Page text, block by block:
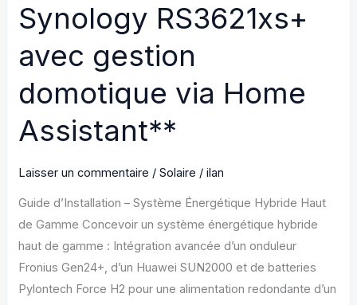
Synology RS3621xs+
avec gestion
domotique via Home
Assistant**
Laisser un commentaire /Solaire /ilan
Guide d’Installation – Système Énergétique Hybride Haut
de Gamme Concevoir un système énergétique hybride
haut de gamme : Intégration avancée d’un onduleur
Fronius Gen24+, d’un Huawei SUN2000 et de batteries
Pylontech Force H2 pour une alimentation redondante d’un